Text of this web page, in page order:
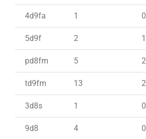
4d9fa 1 0
5d9f 2 1
pd8fm 5 2
td9fm 13 2
3d8s 1 0
9d8 4 0